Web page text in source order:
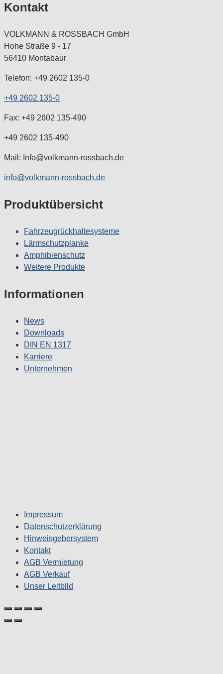
Kontakt
VOLKMANN & ROSSBACH GmbH
Hohe Straße 9 - 17
56410 Montabaur
Telefon: +49 2602 135-0
+49 2602 135-0
Fax: +49 2602 135-490
+49 2602 135-490
Mail: Info@volkmann-rossbach.de
info@volkmann-rossbach.de
Produktübersicht
Fahrzeugrückhaltesysteme
Lärmschutzplanke
Amphibienschutz
Weitere Produkte
Informationen
News
Downloads
DIN EN 1317
Karriere
Unternehmen
Impressum
Datenschutzerklärung
Hinweisgebersystem
Kontakt
AGB Vermietung
AGB Verkauf
Unser Leitbild